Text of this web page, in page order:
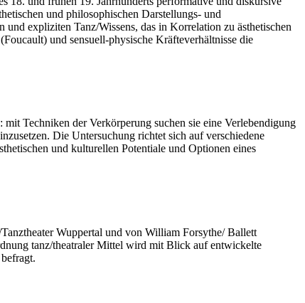
und philosophischen Darstellungs- und
expliziten Tanz/Wissens, das in Korrelation zu ästhetischen
und sensuell-physische Kräfteverhältnisse die
Techniken der Verkörperung suchen sie eine Verlebendigung
Die Untersuchung richtet sich auf verschiedene
und kulturellen Potentiale und Optionen eines
Wuppertal und von William Forsythe/ Ballett
tanz/theatraler Mittel wird mit Blick auf entwickelte